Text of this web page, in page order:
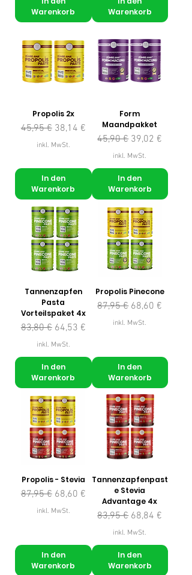
Warenkorb
Warenkorb
Propolis 2x
Standardpreis
45,95 € Sale-Preis
38,14 €
inkl. MwSt.
In den
Warenkorb
Form
Maandpakket
Standardpreis
45,90 € Sale-Preis
39,02 €
inkl. MwSt.
In den
Warenkorb
Tannenzapfen
Pasta
Vorteilspaket 4x
Standardpreis
83,80 € Sale-Preis
64,53 €
inkl. MwSt.
In den
Warenkorb
Propolis Pinecone
Standardpreis
87,95 € Sale-Preis
68,60 €
inkl. MwSt.
In den
Warenkorb
Propolis - Stevia
Standardpreis
87,95 € Sale-Preis
68,60 €
inkl. MwSt.
In den
Warenkorb
Tannenzapfenpast
e Stevia
Advantage 4x
Standardpreis
83,95 € Sale-Preis
68,84 €
inkl. MwSt.
In den
Warenkorb